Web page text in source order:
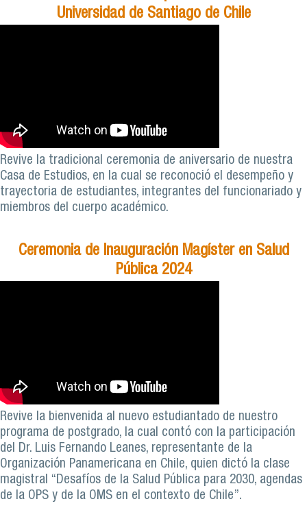
Universidad de Santiago de Chile
Revive la tradicional ceremonia de aniversario de nuestra
Casa de Estudios, en la cual se reconoció el desempeño y
trayectoria de estudiantes, integrantes del funcionariado y
miembros del cuerpo académico.
Ceremonia de Inauguración Magíster en Salud
Pública 2024
Revive la bienvenida al nuevo estudiantado de nuestro
programa de postgrado, la cual contó con la participación
del Dr. Luis Fernando Leanes, representante de la
Organización Panamericana en Chile, quien dictó la clase
magistral “Desafíos de la Salud Pública para 2030, agendas
de la OPS y de la OMS en el contexto de Chile”.